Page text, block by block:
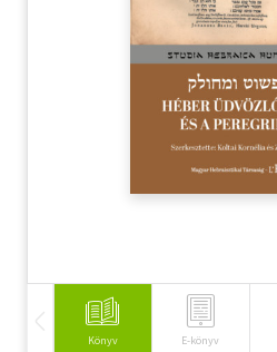
Tankönyv, segédkönyv
Történelem
Könyv E-könyv